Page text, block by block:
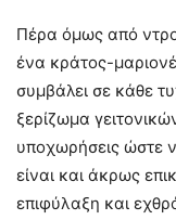
Πέρα όμως από
ένα κράτος-
συμβάλει σε κάθε
ξερίζωμα
υποχωρήσεις ώστε
είναι και άκρως
επιφύλαξη και